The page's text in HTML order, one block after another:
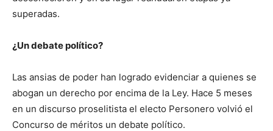
superadas.
¿Un debate político?
Las ansias de poder han logrado evidenciar a quienes se
abogan un derecho por encima de la Ley. Hace 5 meses
en un discurso proselitista el electo Personero volvió el
Concurso de méritos un debate político.